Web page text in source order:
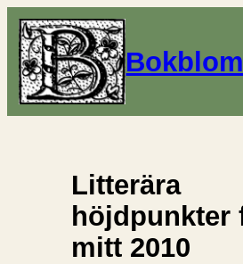
Litterära
höjdpunkter
mitt 2010